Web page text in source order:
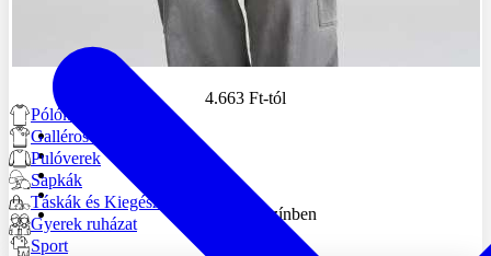
Pólók
Galléros pólók
Pulóverek
Sapkák
Táskák és Kiegészítők
Gyerek ruházat
Sport
4.663 Ft-tól
+ 101 színben